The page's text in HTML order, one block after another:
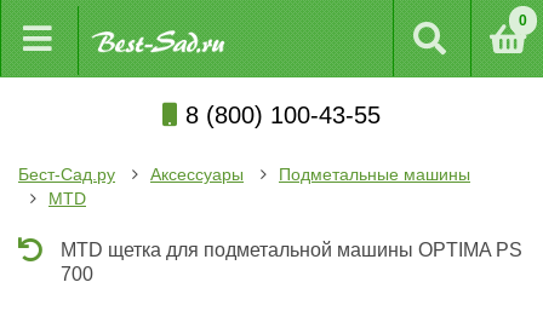
0
8 (800) 100-43-55
Бест-Сад.ру Аксессуары
Подметальные машины
MTD
MTD щетка для подметальной машины OPTIMA PS
700